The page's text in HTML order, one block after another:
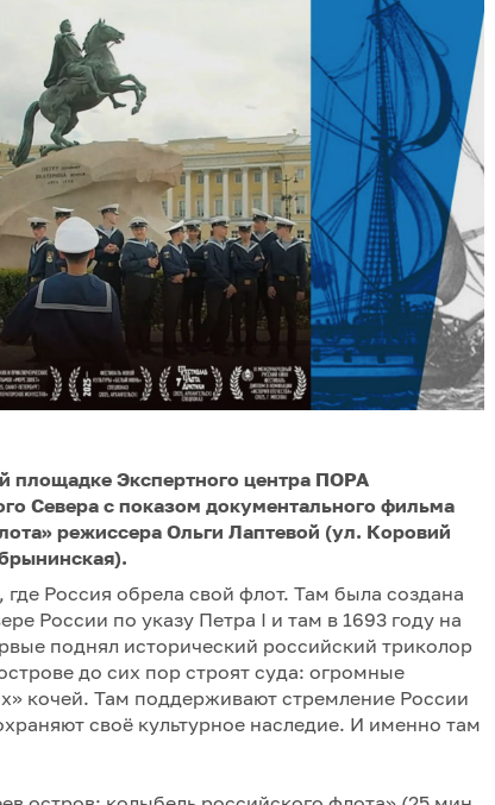
площадке Экспертного центра ПОРА
Севера с показом документального фильма
режиссера Ольги Лаптевой (ул. Коровий
Россия обрела свой флот. Там была создана
России по указу Петра I и там в 1693 году на
поднял исторический российский триколор
до сих пор строят суда: огромные
кочей. Там поддерживают стремление России
своё культурное наследие. И именно там